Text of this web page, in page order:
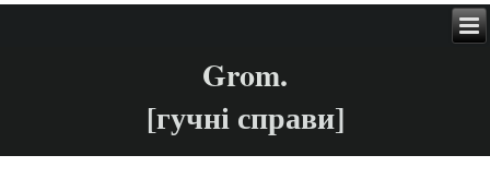
Grom.
[гучні справи]